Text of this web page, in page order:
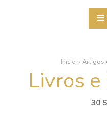
Início » Artigos
Livros
30